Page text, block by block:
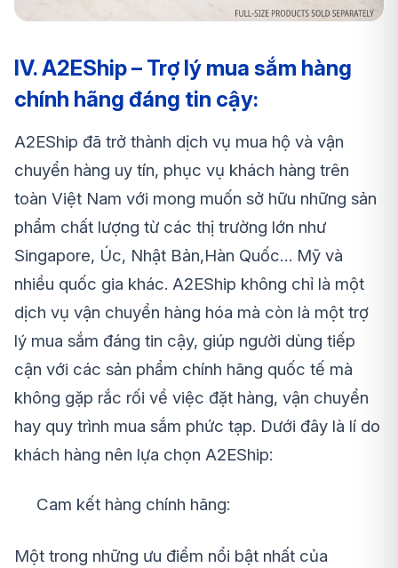
IV. A2EShip – Trợ lý mua sắm hàng
chính hãng đáng tin cậy:
A2EShip đã trở thành dịch vụ mua hộ và vận
chuyển hàng uy tín, phục vụ khách hàng trên
toàn Việt Nam với mong muốn sở hữu những sản
phẩm chất lượng từ các thị trường lớn như
Singapore, Úc, Nhật Bản,Hàn Quốc… Mỹ và
nhiều quốc gia khác. A2EShip không chỉ là một
dịch vụ vận chuyển hàng hóa mà còn là một trợ
lý mua sắm đáng tin cậy, giúp người dùng tiếp
cận với các sản phẩm chính hãng quốc tế mà
không gặp rắc rối về việc đặt hàng, vận chuyển
hay quy trình mua sắm phức tạp. Dưới đây là lí do
khách hàng nên lựa chọn A2EShip:
Cam kết hàng chính hãng:
Một trong những ưu điểm nổi bật nhất của